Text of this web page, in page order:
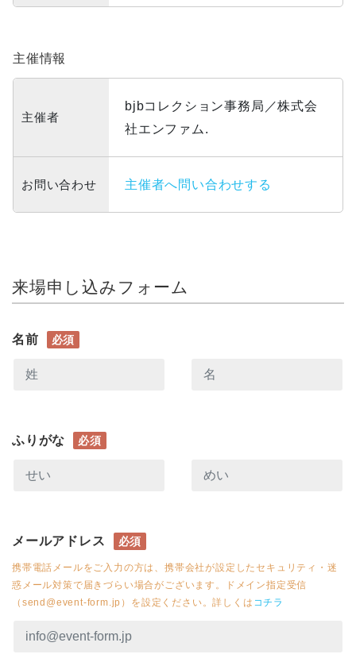
主催情報
主催者
bjbコレクション事務局／株式会
社エンファム.
お問い合わせ 主催者へ問い合わせする
来場申し込みフォーム
名前 必須
ふりがな 必須
メールアドレス 必須
携帯電話メールをご入力の方は、携帯会社が設定したセキュリティ・迷
惑メール対策で届きづらい場合がございます。ドメイン指定受信
（send@event-form.jp）を設定ください。詳しくは コチラ